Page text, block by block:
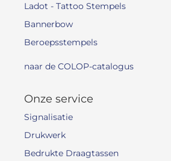
Ladot - Tattoo Stempels
Bannerbow
Beroepsstempels
naar de COLOP-catalogus
Onze service
Signalisatie
Drukwerk
Bedrukte Draagtassen